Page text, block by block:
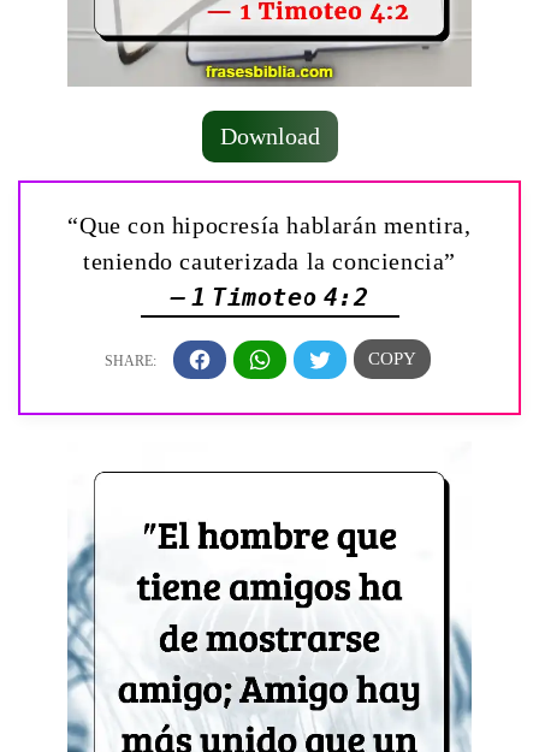
Download
“Que con hipocresía hablarán mentira,
teniendo cauterizada la conciencia”
— 1 Timoteo 4:2